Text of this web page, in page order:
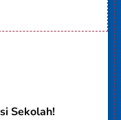
Sekolah!